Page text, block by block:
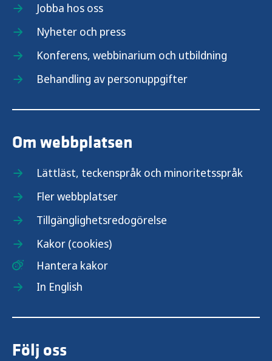
Jobba hos oss
Nyheter och press
Konferens, webbinarium och utbildning
Behandling av personuppgifter
Om webbplatsen
Lättläst, teckenspråk och minoritetsspråk
Fler webbplatser
Tillgänglighetsredogörelse
Kakor (cookies)
Hantera kakor
In English
Följ oss